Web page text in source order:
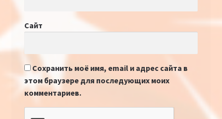
Сайт
Сохранить моё имя, email и адрес сайта в
этом браузере для последующих моих
комментариев.